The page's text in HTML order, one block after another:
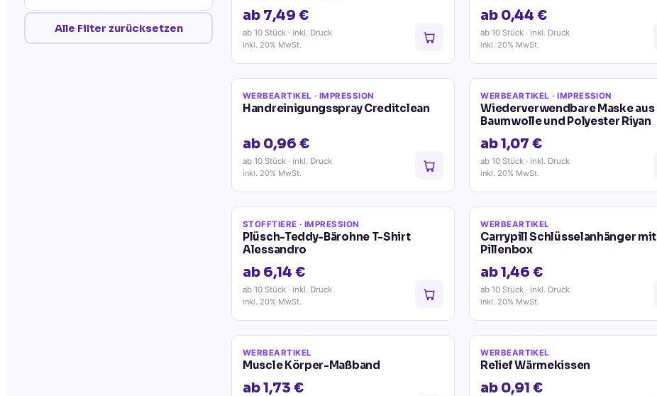
Alle Filter zurücksetzen
ab 7,49 €
ab 10 Stück · inkl. Druck
inkl. 20% MwSt.
ab 0,44 €
ab 10 Stück · inkl. Druck
inkl. 20% MwSt.
WERBEARTIKEL · IMPRESSION
Handreinigungsspray Creditclean
ab 0,96 €
ab 10 Stück · inkl. Druck
inkl. 20% MwSt.
WERBEARTIKEL · IMPRESSION
Wiederverwendbare Maske aus
Baumwolle und Polyester Riyan
ab 1,07 €
ab 10 Stück · inkl. Druck
inkl. 20% MwSt.
STOFFTIERE · IMPRESSION
Plüsch-Teddy-Bärohne T-Shirt
Alessandro
ab 6,14 €
ab 10 Stück · inkl. Druck
inkl. 20% MwSt.
WERBEARTIKEL
Carrypill Schlüsselanhänger mit
Pillenbox
ab 1,46 €
ab 10 Stück · inkl. Druck
inkl. 20% MwSt.
WERBEARTIKEL
Muscle Körper-Maßband
ab 1,73 €
WERBEARTIKEL
Relief Wärmekissen
ab 0,91 €